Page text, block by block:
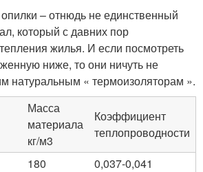
– отнюдь не единственный
который с давних пор
жилья. И если посмотреть
ниже, то они ничуть не
натуральным « термоизоляторам ».
Масса
материала
кг/м3
Коэффициент
теплопроводности
180
0,037-0,041